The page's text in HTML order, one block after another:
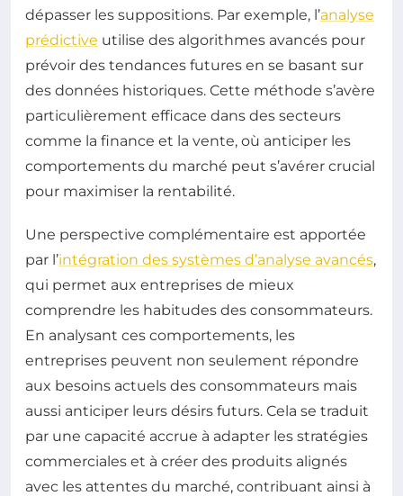
dépasser les suppositions. Par exemple, l’analyse
prédictive utilise des algorithmes avancés pour
prévoir des tendances futures en se basant sur
des données historiques. Cette méthode s’avère
particulièrement efficace dans des secteurs
comme la finance et la vente, où anticiper les
comportements du marché peut s’avérer crucial
pour maximiser la rentabilité.
Une perspective complémentaire est apportée
par l’intégration des systèmes d’analyse avancés,
qui permet aux entreprises de mieux
comprendre les habitudes des consommateurs.
En analysant ces comportements, les
entreprises peuvent non seulement répondre
aux besoins actuels des consommateurs mais
aussi anticiper leurs désirs futurs. Cela se traduit
par une capacité accrue à adapter les stratégies
commerciales et à créer des produits alignés
avec les attentes du marché, contribuant ainsi à